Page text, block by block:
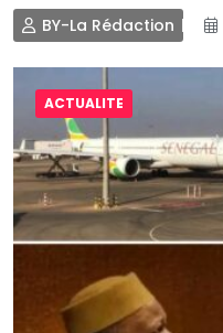
BY-La Rédaction
ACTUALITE